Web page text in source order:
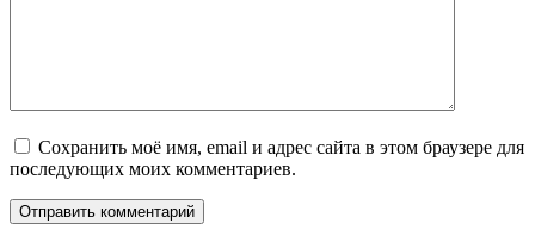
Сохранить моё имя, email и адрес сайта в этом браузере для
последующих моих комментариев.